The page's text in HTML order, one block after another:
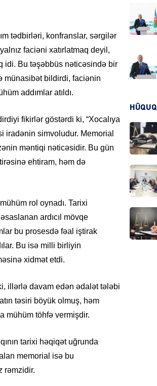
tədbirləri, konfranslar, sərgilər
faciəni xatırlatmaq deyil,
idi. Bu təşəbbüs nəticəsində bir
münasibət bildirdi, faciənin
addımlar atıldı.
fikirlər göstərdi ki, “Xocalıya
iradənin simvoludur. Memorial
məntiqi nəticəsidir. Bu gün
ehtiram, həm də
rol oynadı. Tarixi
ardıcıl mövqe
bu prosesdə fəal iştirak
Bu isə milli birliyin
xidmət etdi.
illərlə davam edən ədalət tələbi
təsiri böyük olmuş, həm
mühüm töhfə vermişdir.
tarixi həqiqət uğrunda
memorial isə bu
rəmzidir.
DÜNYA
HÜQUQ